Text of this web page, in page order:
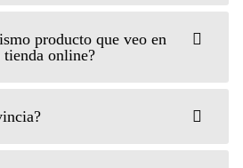
producto que veo en
online?